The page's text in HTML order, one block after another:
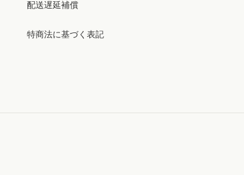
配送遅延補償
特商法に基づく表記